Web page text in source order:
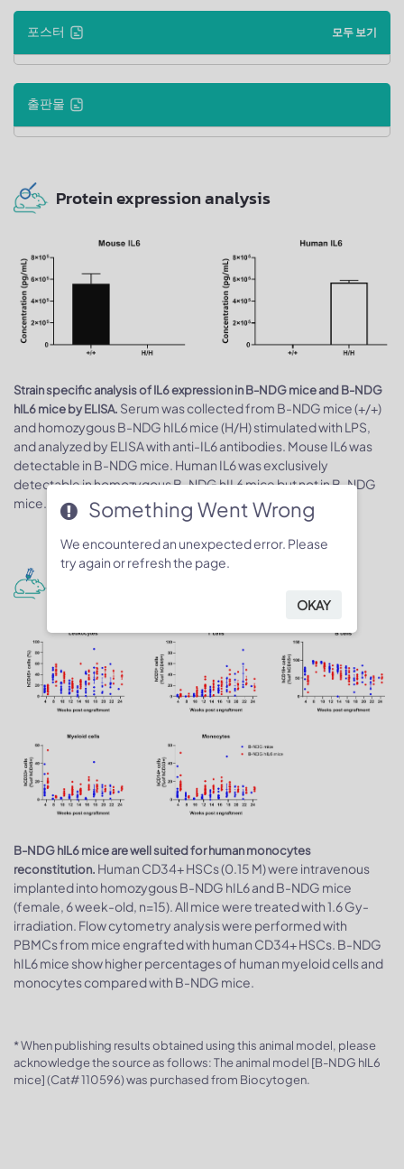
포스터 모두 보기
출판물
Protein expression analysis
Strain specific analysis of IL6 expression in B-NDG mice and B-NDG
hIL6 mice by ELISA. Serum was collected from B-NDG mice (+/+)
and homozygous B-NDG hIL6 mice (H/H) stimulated with LPS,
and analyzed by ELISA with anti-IL6 antibodies. Mouse IL6 was
detectable in B-NDG mice. Human IL6 was exclusively
detectable in homozygous B-NDG hIL6 mice but not in B-NDG
mice.
Human CD34+ HSCs immune system
B-NDG hIL6 mice are well suited for human monocytes
reconstitution. Human CD34+ HSCs (0.15 M) were intravenous
implanted into homozygous B-NDG hIL6 and B-NDG mice
(female, 6 week-old, n=15). All mice were treated with 1.6 Gy-
irradiation. Flow cytometry analysis were performed with
PBMCs from mice engrafted with human CD34+ HSCs. B-NDG
hIL6 mice show higher percentages of human myeloid cells and
monocytes compared with B-NDG mice.
* When publishing results obtained using this animal model, please
acknowledge the source as follows: The animal model [B-NDG hIL6
mice] (Cat# 110596) was purchased from Biocytogen.
Something Went Wrong
We encountered an unexpected error. Please
try again or refresh the page.
OKAY